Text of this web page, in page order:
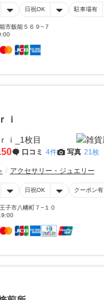
日祝OK 駐車場有
市飯能５６９−７
ｉ
口コミ 4件 写真 21枚
アクセサリー・ジュエリー
日祝OK クーポン有
子市八幡町７−１０